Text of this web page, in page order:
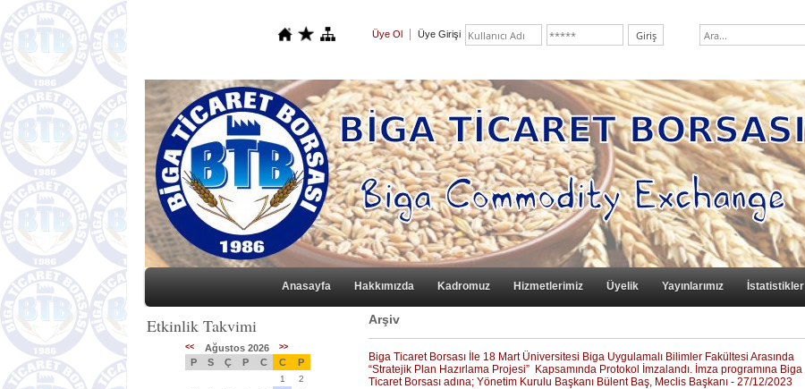
Üye Ol Üye Girişi
Anasayfa Hakkımızda Kadromuz Hizmetlerimiz Üyelik Yayınlarımız İstatistikler
Etkinlik Takvimi
<< Ağustos 2026 >>
P S Ç P C C P
1
2
Arşiv
Biga Ticaret Borsası İle 18 Mart Üniversitesi Biga Uygulamalı Bilimler Fakültesi Arasında
“Stratejik Plan Hazırlama Projesi” Kapsamında Protokol İmzalandı. İmza programına Biga
Ticaret Borsası adına; Yönetim Kurulu Başkanı Bülent Baş, Meclis Başkanı - 27/12/2023